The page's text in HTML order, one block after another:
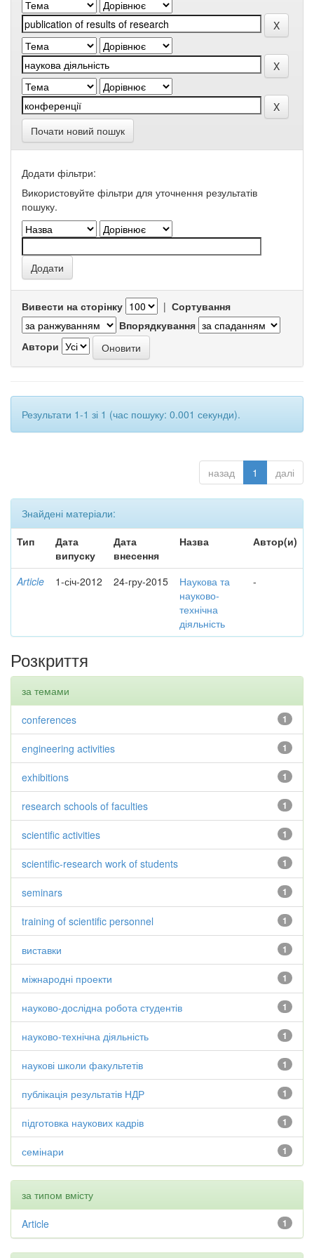
Почати новий пошук
Додати фільтри:
Використовуйте фільтри для уточнення результатів
пошуку.
Вивести на сторінку | Сортування
Впорядкування
Автори
Результати 1-1 зі 1 (час пошуку: 0.001 секунди).
назад 1 далі
Знайдені матеріали:
Тип
Дата
випуску
Дата
внесення
Назва Автор(и)
Article 1-січ-2012 24-гру-2015
Наукова та
науково-
технічна
діяльність
-
Розкриття
за темами
1
conferences
1
engineering activities
1
exhibitions
1
research schools of faculties
1
scientific activities
1
scientific-research work of students
1
seminars
1
training of scientific personnel
1
виставки
1
міжнародні проекти
1
науково-дослідна робота студентів
1
науково-технічна діяльність
1
наукові школи факультетів
1
публікація результатів НДР
1
підготовка наукових кадрів
1
семінари
за типом вмісту
1
Article